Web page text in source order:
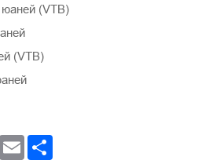
(VTB)
(VTB)
TwitterEmail